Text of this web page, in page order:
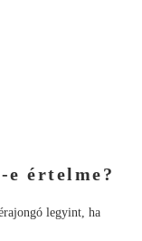
e értelme?
legyint, ha